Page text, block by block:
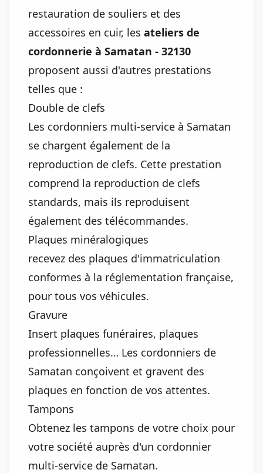
restauration de souliers et des
accessoires en cuir, les ateliers de
cordonnerie à Samatan - 32130
proposent aussi d'autres prestations
telles que :
Double de clefs
Les cordonniers multi-service à Samatan
se chargent également de la
reproduction de clefs. Cette prestation
comprend la reproduction de clefs
standards, mais ils reproduisent
également des télécommandes.
Plaques minéralogiques
recevez des plaques d'immatriculation
conformes à la réglementation française,
pour tous vos véhicules.
Gravure
Insert plaques funéraires, plaques
professionnelles… Les cordonniers de
Samatan conçoivent et gravent des
plaques en fonction de vos attentes.
Tampons
Obtenez les tampons de votre choix pour
votre société auprès d'un cordonnier
multi-service de Samatan.